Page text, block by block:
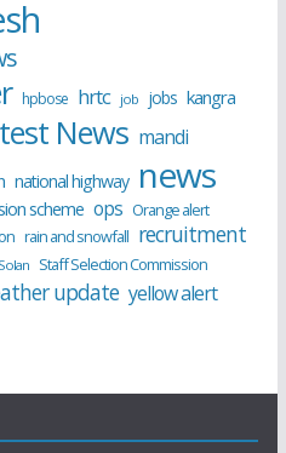
hpbose hrtc job jobs kangra
News mandi
national highway news
scheme ops Orange alert
rain and snowfall recruitment
Solan Staff Selection Commission
update yellow alert